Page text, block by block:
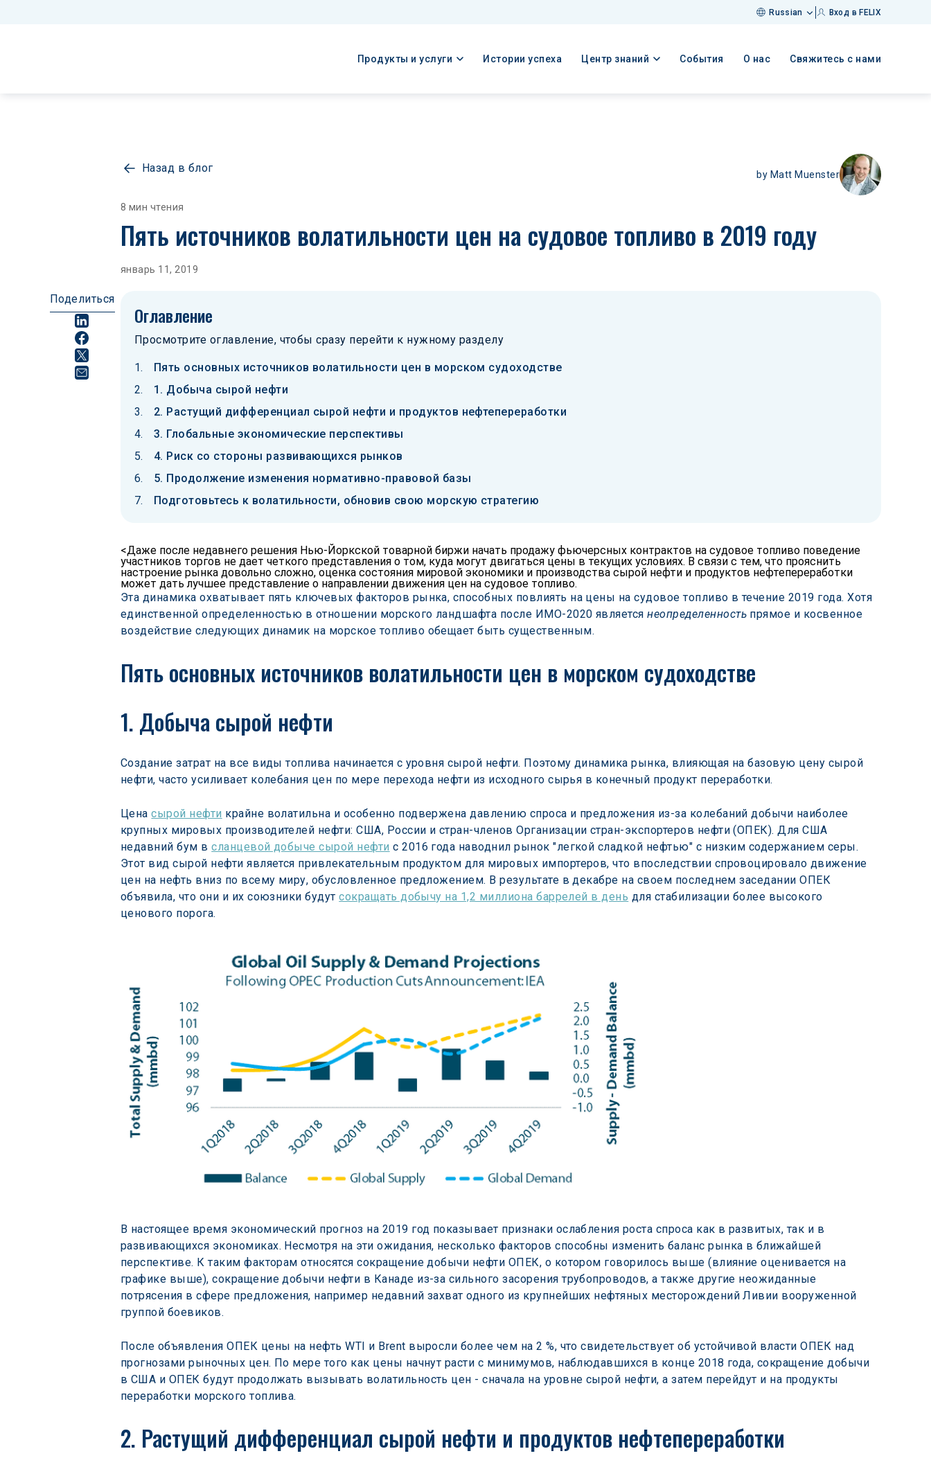
Russian Вход в FELIX
Продукты и услуги Истории успеха Центр знаний События О нас Свяжитесь с нами
Назад в блог by Matt Muenster
8 мин чтения
Пять источников волатильности цен на судовое топливо в 2019 году
январь 11, 2019
Поделиться
Оглавление
Просмотрите оглавление, чтобы сразу перейти к нужному разделу
Пять основных источников волатильности цен в морском судоходстве
1. Добыча сырой нефти
2. Растущий дифференциал сырой нефти и продуктов нефтепереработки
3. Глобальные экономические перспективы
4. Риск со стороны развивающихся рынков
5. Продолжение изменения нормативно-правовой базы
Подготовьтесь к волатильности, обновив свою морскую стратегию
<Даже после недавнего решения Нью-Йоркской товарной биржи начать продажу фьючерсных контрактов на судовое топливо поведение
участников торгов не дает четкого представления о том, куда могут двигаться цены в текущих условиях. В связи с тем, что прояснить
настроение рынка довольно сложно, оценка состояния мировой экономики и производства сырой нефти и продуктов нефтепереработки
может дать лучшее представление о направлении движения цен на судовое топливо.
Эта динамика охватывает пять ключевых факторов рынка, способных повлиять на цены на судовое топливо в течение 2019 года. Хотя
единственной определенностью в отношении морского ландшафта после ИМО-2020 является неопределенность прямое и косвенное
воздействие следующих динамик на морское топливо обещает быть существенным.
Пять основных источников волатильности цен в морском судоходстве
1. Добыча сырой нефти
Создание затрат на все виды топлива начинается с уровня сырой нефти. Поэтому динамика рынка, влияющая на базовую цену сырой
нефти, часто усиливает колебания цен по мере перехода нефти из исходного сырья в конечный продукт переработки.
Цена сырой нефти крайне волатильна и особенно подвержена давлению спроса и предложения из-за колебаний добычи наиболее
крупных мировых производителей нефти: США, России и стран-членов Организации стран-экспортеров нефти (ОПЕК). Для США
недавний бум в сланцевой добыче сырой нефти с 2016 года наводнил рынок "легкой сладкой нефтью" с низким содержанием серы.
Этот вид сырой нефти является привлекательным продуктом для мировых импортеров, что впоследствии спровоцировало движение
цен на нефть вниз по всему миру, обусловленное предложением. В результате в декабре на своем последнем заседании ОПЕК
объявила, что они и их союзники будут сокращать добычу на 1,2 миллиона баррелей в день для стабилизации более высокого
ценового порога.
В настоящее время экономический прогноз на 2019 год показывает признаки ослабления роста спроса как в развитых, так и в
развивающихся экономиках. Несмотря на эти ожидания, несколько факторов способны изменить баланс рынка в ближайшей
перспективе. К таким факторам относятся сокращение добычи нефти ОПЕК, о котором говорилось выше (влияние оценивается на
графике выше), сокращение добычи нефти в Канаде из-за сильного засорения трубопроводов, а также другие неожиданные
потрясения в сфере предложения, например недавний захват одного из крупнейших нефтяных месторождений Ливии вооруженной
группой боевиков.
После объявления ОПЕК цены на нефть WTI и Brent выросли более чем на 2 %, что свидетельствует об устойчивой власти ОПЕК над
прогнозами рыночных цен. По мере того как цены начнут расти с минимумов, наблюдавшихся в конце 2018 года, сокращение добычи
в США и ОПЕК будут продолжать вызывать волатильность цен - сначала на уровне сырой нефти, а затем перейдут и на продукты
переработки морского топлива.
2. Растущий дифференциал сырой нефти и продуктов нефтепереработки